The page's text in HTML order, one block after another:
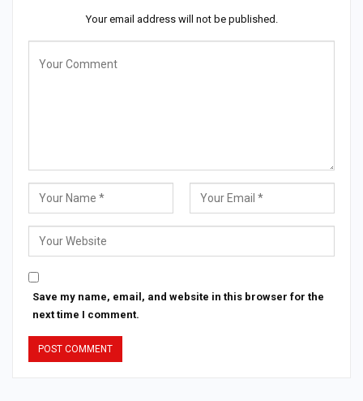
Your email address will not be published.
Save my name, email, and website in this browser for the
next time I comment.